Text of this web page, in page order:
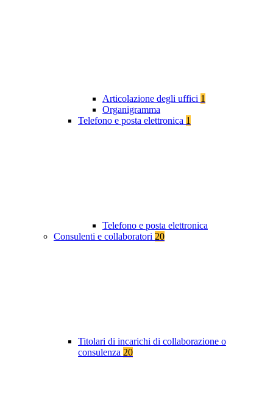
Articolazione degli uffici 1
Organigramma
Telefono e posta elettronica 1
Telefono e posta elettronica
Consulenti e collaboratori 20
Titolari di incarichi di collaborazione o
consulenza 20